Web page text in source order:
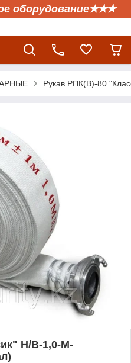
оборудование✭✭✭
Рукав РПК(В)-80
Н/В-1,0-М-